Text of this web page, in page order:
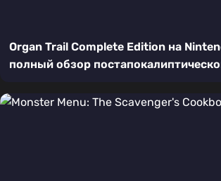
Organ Trail Complete Edition на
полный обзор